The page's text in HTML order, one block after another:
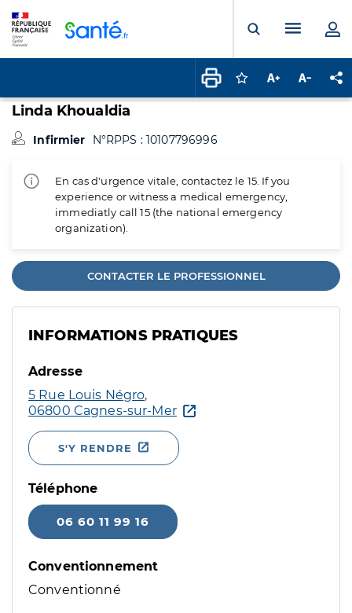
Ouvrir laMenu
Connectez-vous
Augmenter la
Linda Khoualdia
Infirmier N°RPPS : 10107796996
En cas d'urgence vitale, contactez le 15. If you
experience or witness a medical emergency,
immediatly call 15 (the national emergency
organization).
CONTACTER LE PROFESSIONNEL
INFORMATIONS PRATIQUES
Adresse
5 Rue Louis Négro,
06800 Cagnes-sur-Mer
S'Y RENDRE
Téléphone
06 60 11 99 16
Conventionnement
Conventionné